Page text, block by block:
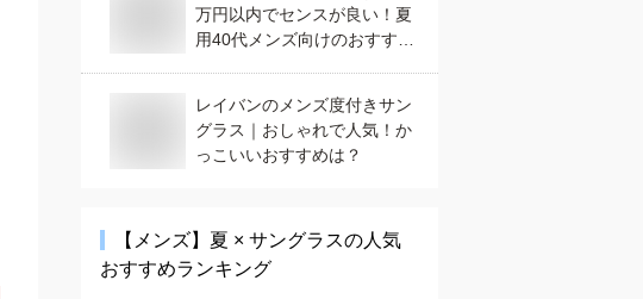
万円以内でセンスが良い！夏
用40代メンズ向けのおすすめ
レイバンのメンズ度付きサン
グラス｜おしゃれで人気！か
っこいいおすすめは？
【メンズ】 夏 × サングラスの人気
おすすめランキング